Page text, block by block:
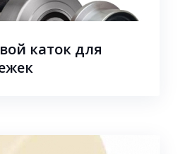
каток для